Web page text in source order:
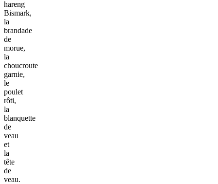
hareng
Bismark,
la
brandade
de
morue,
la
choucroute
garnie,
le
poulet
rôti,
la
blanquette
de
veau
et
la
tête
de
veau.